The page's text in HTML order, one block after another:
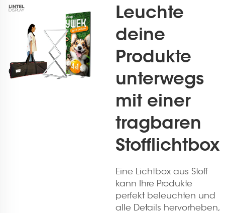
Leuchte
deine
Produkte
unterwegs
mit einer
tragbaren
Stofflichtbox
Eine Lichtbox aus Stoff
kann Ihre Produkte
perfekt beleuchten und
alle Details hervorheben,